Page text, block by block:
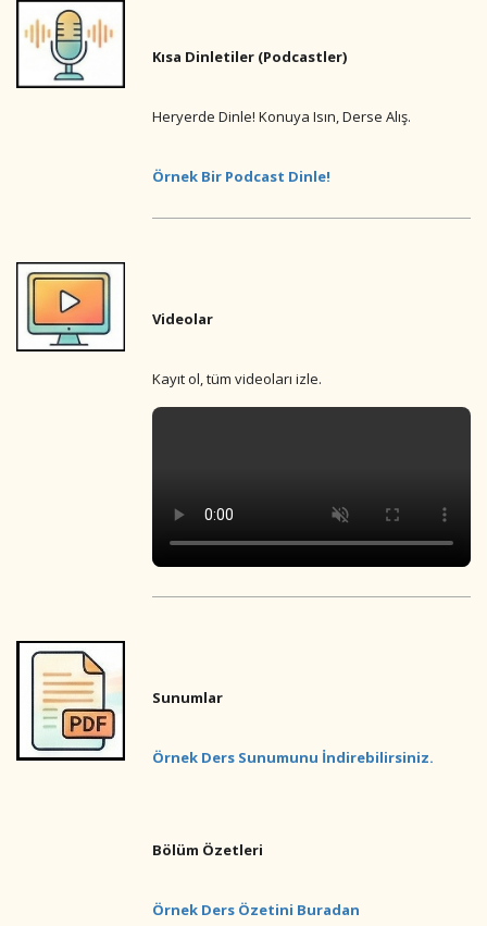
Kısa Dinletiler (Podcastler)
Heryerde Dinle! Konuya Isın, Derse Alış.
Örnek Bir Podcast Dinle!
Videolar
Kayıt ol, tüm videoları izle.
Sunumlar
Örnek Ders Sunumunu İndirebilirsiniz.
Bölüm Özetleri
Örnek Ders Özetini Buradan